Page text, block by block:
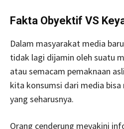
Fakta Obyektif VS
Dalam masyarakat media
tidak lagi dijamin oleh suatu
atau semacam pemaknaan
kita konsumsi dari media
yang seharusnya.
Orang cenderung meyakini